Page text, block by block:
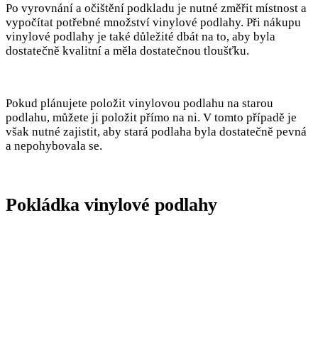
Po vyrovnání a očištění podkladu je nutné změřit místnost a
vypočítat potřebné množství vinylové podlahy. Při nákupu
vinylové podlahy je také důležité dbát na to, aby byla
dostatečně kvalitní a měla dostatečnou tloušťku.
Pokud plánujete položit vinylovou podlahu na starou
podlahu, můžete ji položit přímo na ni. V tomto případě je
však nutné zajistit, aby stará podlaha byla dostatečně pevná
a nepohybovala se.
Pokládka vinylové podlahy